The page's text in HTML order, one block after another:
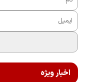
اخبار ویژه